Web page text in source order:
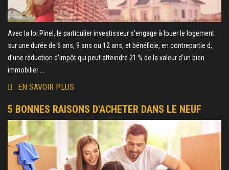
Avec la loi Pinel, le particulier investisseur s'engage à louer le logement
sur une durée de 6 ans, 9 ans ou 12 ans, et bénéficie, en contrepartie d,
d'une réduction d'impôt qui peut atteindre 21 % de la valeur d'un bien
immobilier ...
EN SAVOIR PLUS
5 BONNES RAISONS D'ACHETER DANS LE NEUF